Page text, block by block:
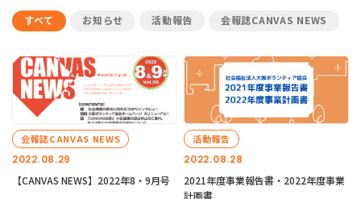
すべて お知らせ 活動報告 会報誌CANVAS NEWS
2022.08.29
会報誌CANVAS NEWS
【CANVAS NEWS】2022年8・9月号
2022.08.28
活動報告
2021年度事業報告書・2022年度事業
計画書